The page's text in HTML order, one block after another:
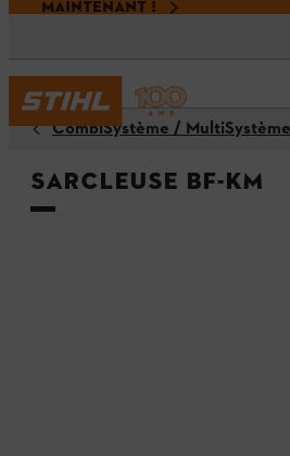
MAINTENANT !
CombiSystème / MultiSystème
Sarcleuse BF-KM